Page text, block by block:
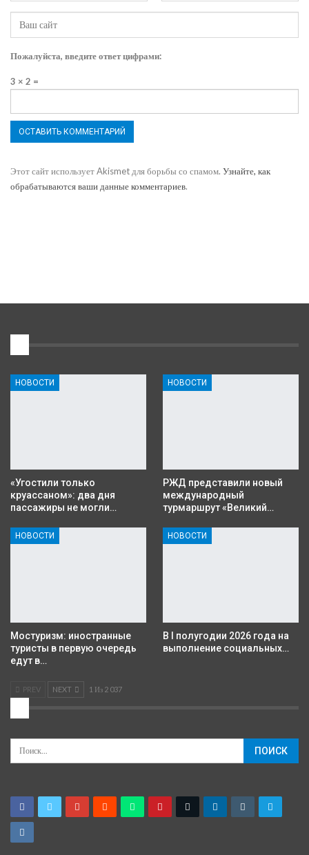
Пожалуйста, введите ответ цифрами:
3 × 2 =
Этот сайт использует Akismet для борьбы со спамом. Узнайте, как
обрабатываются ваши данные комментариев.
НОВОСТИ
«Угостили только
круассаном»: два дня
пассажиры не могли…
НОВОСТИ
РЖД представили новый
международный
турмаршрут «Великий…
НОВОСТИ
Мостуризм: иностранные
туристы в первую очередь
едут в…
НОВОСТИ
В I полугодии 2026 года на
выполнение социальных…
PREV NEXT 1 Из 2 037